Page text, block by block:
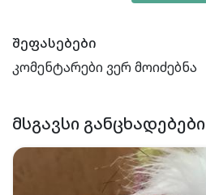
შეფასებები
კომენტარები ვერ მოიძებნა
ᲛᲡᲒᲐᲕᲡᲘ ᲒᲐᲜᲪᲮᲐᲓᲔᲑᲔᲑᲘ